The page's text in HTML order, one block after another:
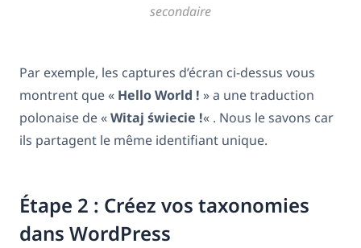
secondaire
Par exemple, les captures d’écran ci-dessus vous
montrent que « Hello World ! » a une traduction
polonaise de «Witaj świecie !« . Nous le savons car
ils partagent le même identifiant unique.
Étape 2 : Créez vos taxonomies
dans WordPress